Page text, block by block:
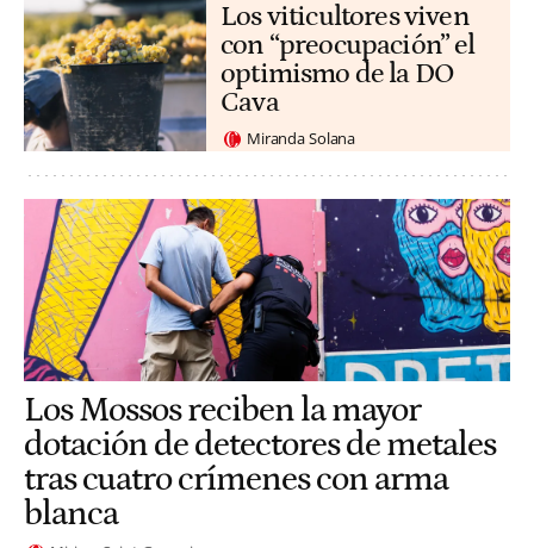
Los viticultores viven
con “preocupación” el
optimismo de la DO
Cava
Miranda Solana
Los Mossos reciben la mayor
dotación de detectores de metales
tras cuatro crímenes con arma
blanca